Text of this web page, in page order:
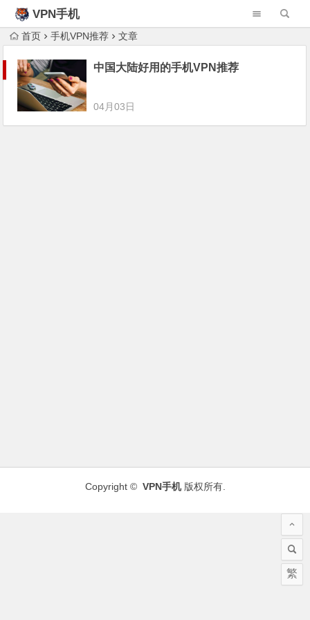
VPN手机
首页 手机VPN推荐 文章
中国大陆好用的手机VPN推荐
04月03日
Copyright © VPN手机版权所有.
繁